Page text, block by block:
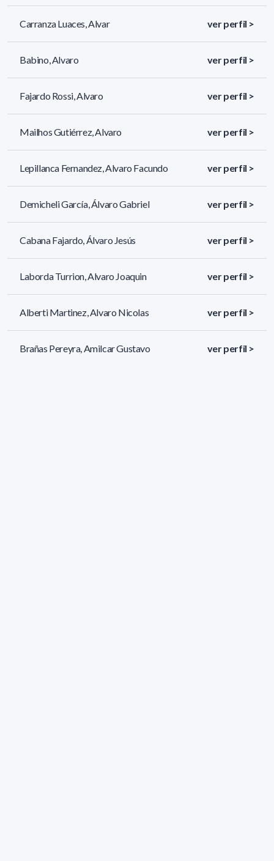
Carranza Luaces, Alvar ver perfil >
Babino, Alvaro ver perfil >
Fajardo Rossi, Alvaro ver perfil >
Mailhos Gutiérrez, Alvaro ver perfil >
Lepillanca Fernandez, Alvaro Facundo ver perfil >
Demicheli García, Álvaro Gabriel ver perfil >
Cabana Fajardo, Álvaro Jesús ver perfil >
Laborda Turrion, Alvaro Joaquin ver perfil >
Alberti Martinez, Alvaro Nicolas ver perfil >
Brañas Pereyra, Amilcar Gustavo ver perfil >